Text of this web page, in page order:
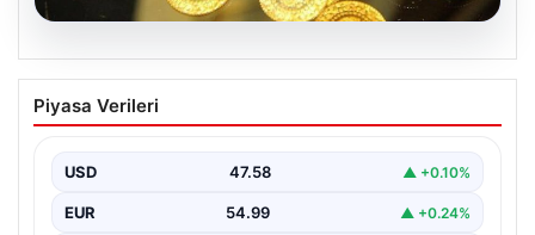
05.08.2026
Altın fiyatları canlı 7 Nisan 2026: Altın
fiyatları bugün ne kadar oldu?
Piyasa Verileri
USD 47.58 ▲ +0.10%
EUR 54.99 ▲ +0.24%